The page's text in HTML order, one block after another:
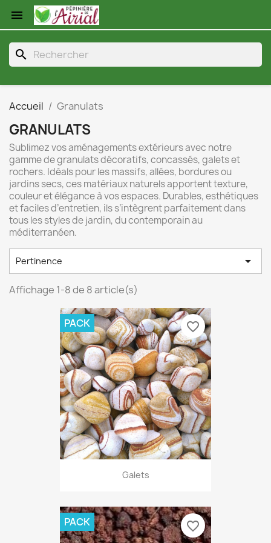

search
Accueil Granulats
GRANULATS
Sublimez vos aménagements extérieurs avec notre
gamme de granulats décoratifs, concassés, galets et
rochers. Idéals pour les massifs, allées, bordures ou
jardins secs, ces matériaux naturels apportent texture,
couleur et élégance à vos espaces. Durables, esthétiques
et faciles d’entretien, ils s’intègrent parfaitement dans
tous les styles de jardin, du contemporain au
méditerranéen.
Pertinence 
Affichage 1-8 de 8 article(s)
Galets
PACK favorite_border
PACK favorite_border